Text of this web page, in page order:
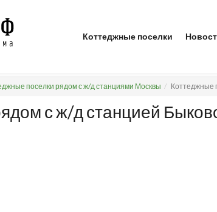
Коттеджные поселки
поселки рядом с ж/д станциями Москвы Коттеджные
с ж/д станцией